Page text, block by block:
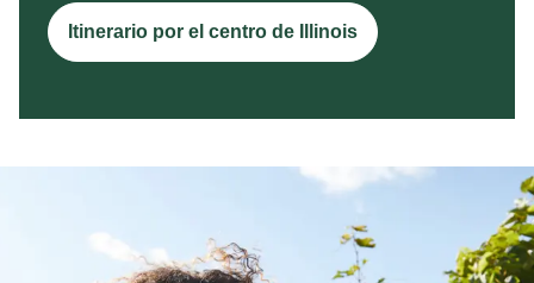
Itinerario por el centro de Illinois